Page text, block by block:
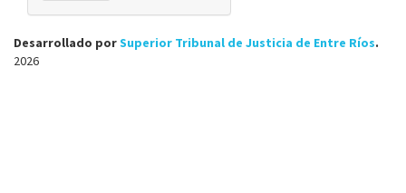
Desarrollado porSuperior Tribunal de Justicia de Entre Ríos.
2026